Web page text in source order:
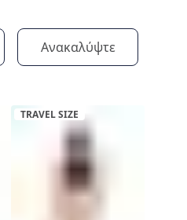
Ανακαλύψτε
TRAVEL SIZE